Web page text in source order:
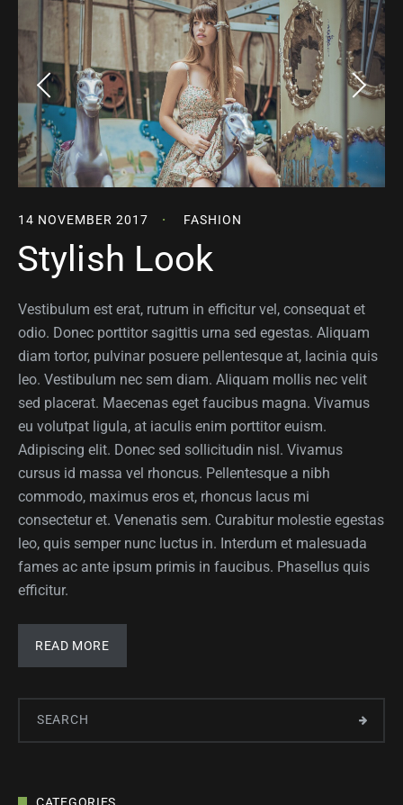
14 NOVEMBER 2017 FASHION
Stylish Look
Vestibulum est erat, rutrum in efficitur vel, consequat et
odio. Donec porttitor sagittis urna sed egestas. Aliquam
diam tortor, pulvinar posuere pellentesque at, lacinia quis
leo. Vestibulum nec sem diam. Aliquam mollis nec velit
sed placerat. Maecenas eget faucibus magna. Vivamus
eu volutpat ligula, at iaculis enim porttitor euism.
Adipiscing elit. Donec sed sollicitudin nisl. Vivamus
cursus id massa vel rhoncus. Pellentesque a nibh
commodo, maximus eros et, rhoncus lacus mi
consectetur et. Venenatis sem. Curabitur molestie egestas
leo, quis semper nunc luctus in. Interdum et malesuada
fames ac ante ipsum primis in faucibus. Phasellus quis
efficitur.
READ MORE